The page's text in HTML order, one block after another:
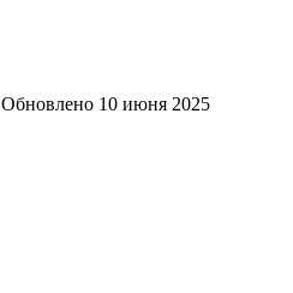
Обновлено 10 июня 2025